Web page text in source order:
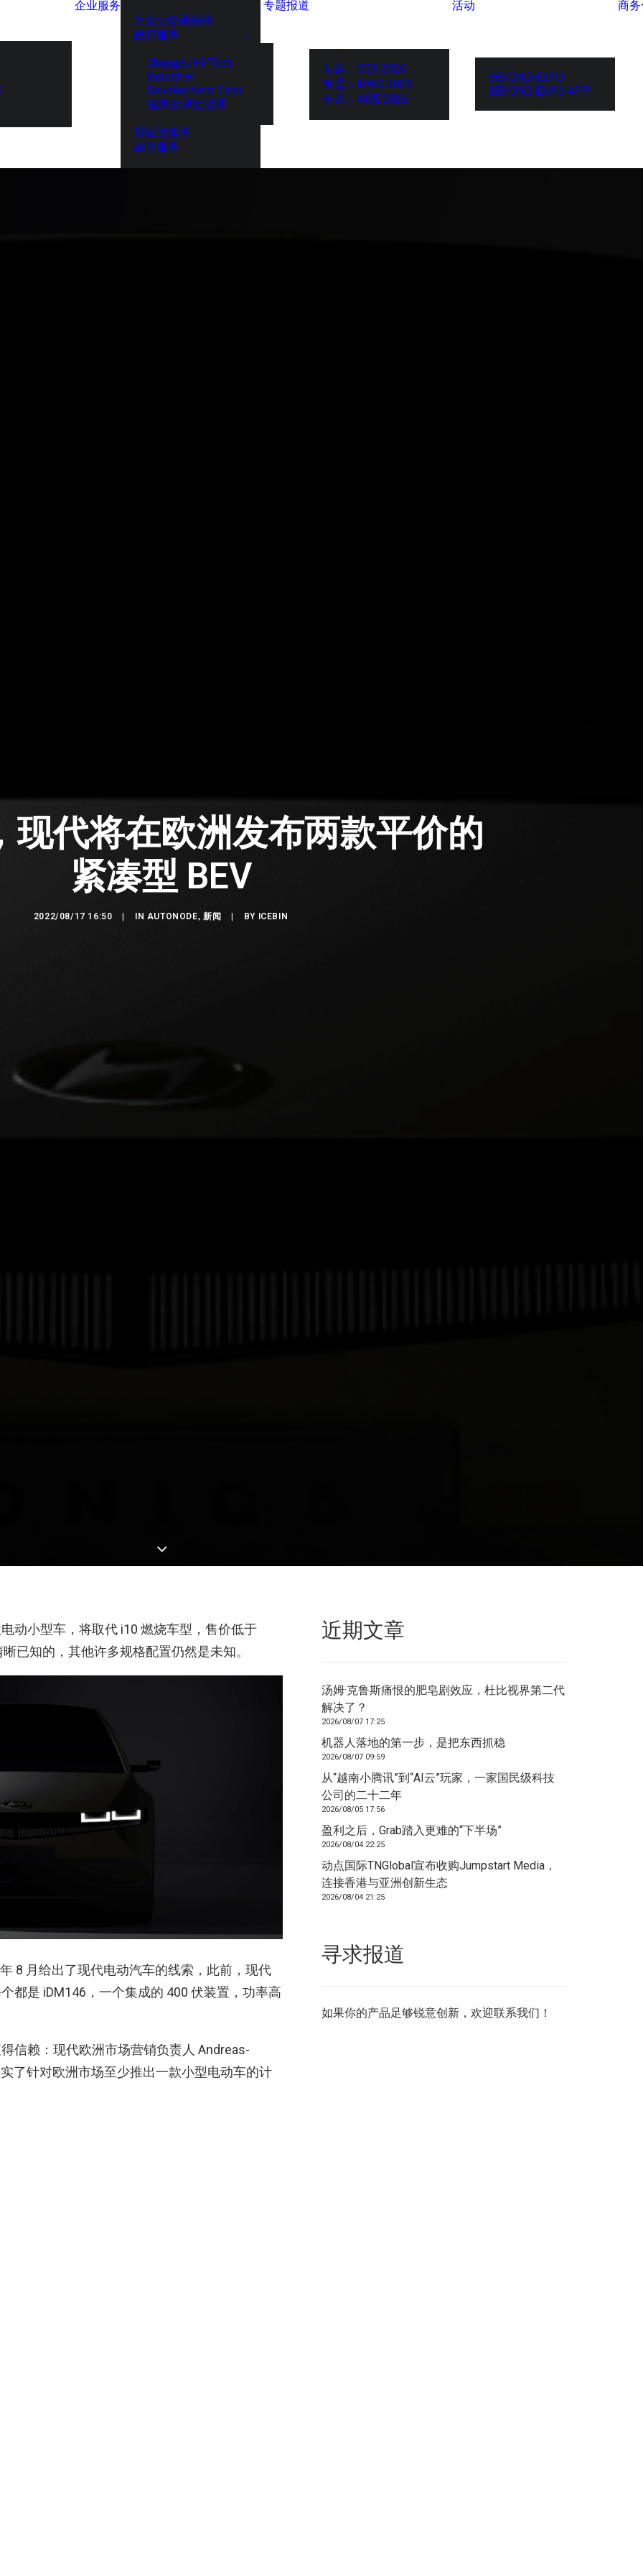
企业服务
大企业创新服务
政府服务
Chengdu Hi-Tech
Industrial
Development Zone
伦敦发展促进署
投融资服务
出海服务
专题报道
专题：CES 2026
专题：MWC 2026
专题：AWE 2026
活动
BEYOND EXPO
BEYOND EXPO APP
商
现代将在欧洲发布两款平价的
紧凑型 BEV
2022/08/17 16:50 IN AUTONODE, 新闻 BY ICEBIN
动小型车，将取代 i10 燃烧车型，售价低于
已知的，其他许多规格配置仍然是未知。
8 月给出了现代电动汽车的线索，此前，现代
都是 iDM146，一个集成的 400 伏装置，功率高
信赖：现代欧洲市场营销负责人 Andreas-
了针对欧洲市场至少推出一款小型电动车的计
近期文章
汤姆·克鲁斯痛恨的肥皂剧效应，杜比视界第二代
解决了？
2026/08/07 17:25
机器人落地的第一步，是把东西抓稳
2026/08/07 09:59
从“越南小腾讯”到“AI云”玩家，一家国民级科技
公司的二十二年
2026/08/05 17:56
盈利之后，Grab踏入更难的“下半场”
2026/08/04 22:25
动点国际TNGlobal宣布收购Jumpstart Media，
连接香港与亚洲创新生态
2026/08/04 21:25
寻求报道
如果你的产品足够锐意创新，欢迎联系我们 ！